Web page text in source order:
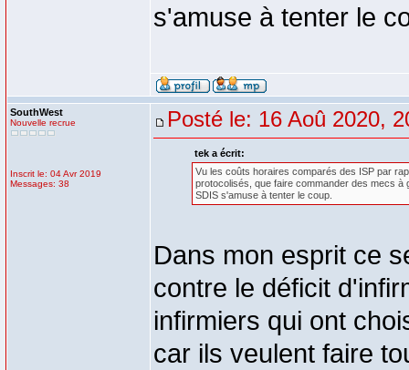
s'amuse à tenter le
SouthWest
Nouvelle recrue
Inscrit le: 04 Avr 2019
Messages: 38
Posté le: 16 Aoû 2020,
tek a écrit:
Vu les coûts horaires comparés des ISP par
protocolisés, que faire commander des mecs
SDIS s'amuse à tenter le coup.
Dans mon esprit ce
contre le déficit
infirmiers qui ont
car ils veulent faire